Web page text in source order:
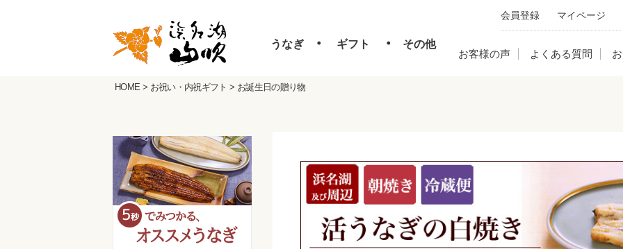
会員登録 マイページ
うなぎ ・ ギフト ・ その他
お客様の声 よくある質問
HOME > お祝い・内祝ギフト > お誕生日の贈り物